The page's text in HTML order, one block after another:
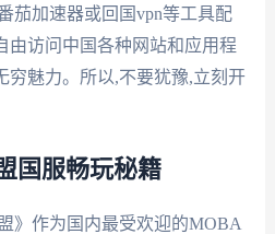
茄加速器或回国vpn等工具配
由访问中国各种网站和应用程
穷魅力。所以,不要犹豫,立刻开
国服畅玩秘籍
》作为国内最受欢迎的MOBA